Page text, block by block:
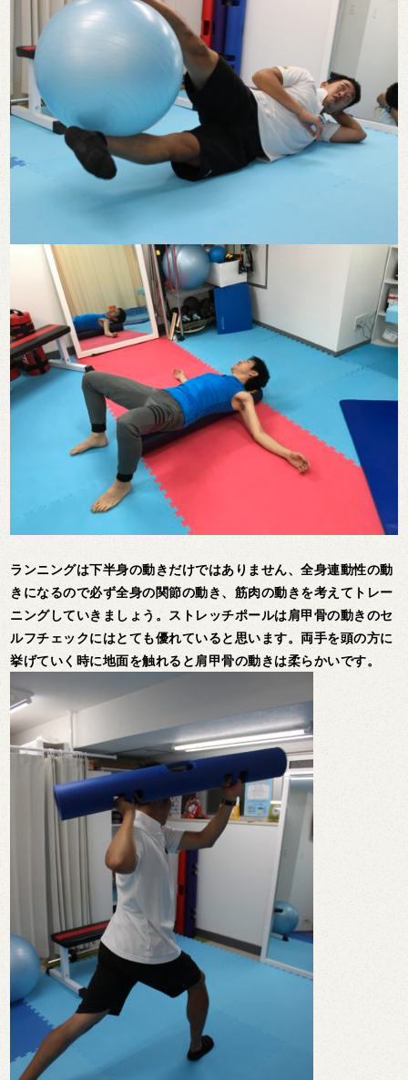
ランニングは下半身の動きだけではありません、全身連動性の動
きになるので必ず全身の関節の動き、筋肉の動きを考えてトレー
ニングしていきましょう。ストレッチポールは肩甲骨の動きのセ
ルフチェックにはとても優れていると思います。両手を頭の方に
挙げていく時に地面を触れると肩甲骨の動きは柔らかいです。